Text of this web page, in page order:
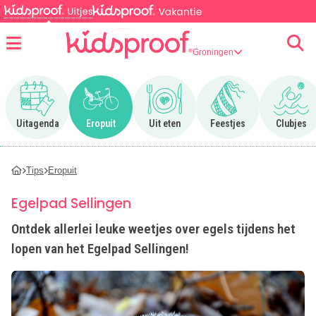
Groningen
Uitagenda
Ga naar Uitagenda
Eropuit
Ga naar Eropuit
Uit eten
Ga naar Uit eten
Feestjes
Ga naar Feestjes
Clubjes
Ga
Tips Eropuit
Egelpad Sellingen
Ontdek allerlei leuke weetjes over egels tijdens het
lopen van het Egelpad Sellingen!